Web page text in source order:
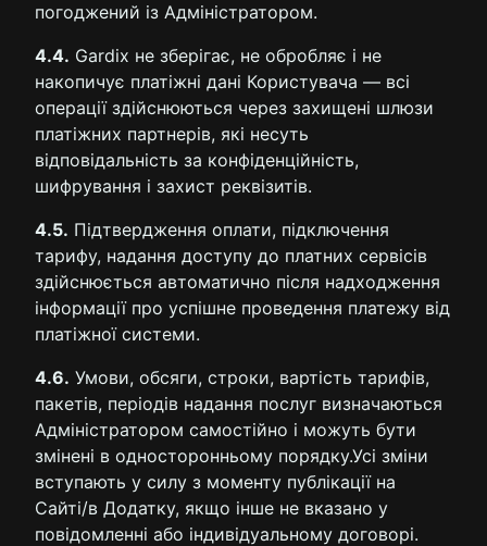
погоджений із Адміністратором.
4.4. Gardix не зберігає, не обробляє і не
накопичує платіжні дані Користувача — всі
операції здійснюються через захищені шлюзи
платіжних партнерів, які несуть
відповідальність за конфіденційність,
шифрування і захист реквізитів.
4.5. Підтвердження оплати, підключення
тарифу, надання доступу до платних сервісів
здійснюється автоматично після надходження
інформації про успішне проведення платежу від
платіжної системи.
4.6. Умови, обсяги, строки, вартість тарифів,
пакетів, періодів надання послуг визначаються
Адміністратором самостійно і можуть бути
змінені в односторонньому порядку.Усі зміни
вступають у силу з моменту публікації на
Сайті/в Додатку, якщо інше не вказано у
повідомленні або індивідуальному договорі.